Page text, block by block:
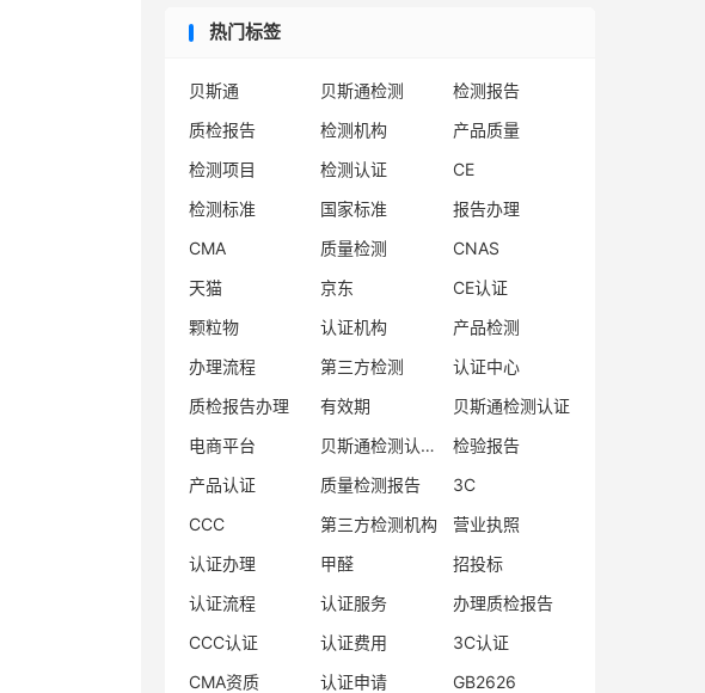
热门标签
贝斯通 贝斯通检测
检测报告
质检报告
检测机构
产品质量
检测项目
检测认证
CE
检测标准
国家标准
报告办理
CMA
质量检测
CNAS
天猫
京东
CE认证
颗粒物
认证机构
产品检测
办理流程
第三方检测
认证中心
质检报告办理
有效期
贝斯通检测认证
电商平台
贝斯通检测认证中心
检验报告
产品认证
质量检测报告
3C
CCC
第三方检测机构
营业执照
认证办理
甲醛
招投标
认证流程
认证服务
办理质检报告
CCC认证
认证费用
3C认证
CMA资质
认证申请
GB2626